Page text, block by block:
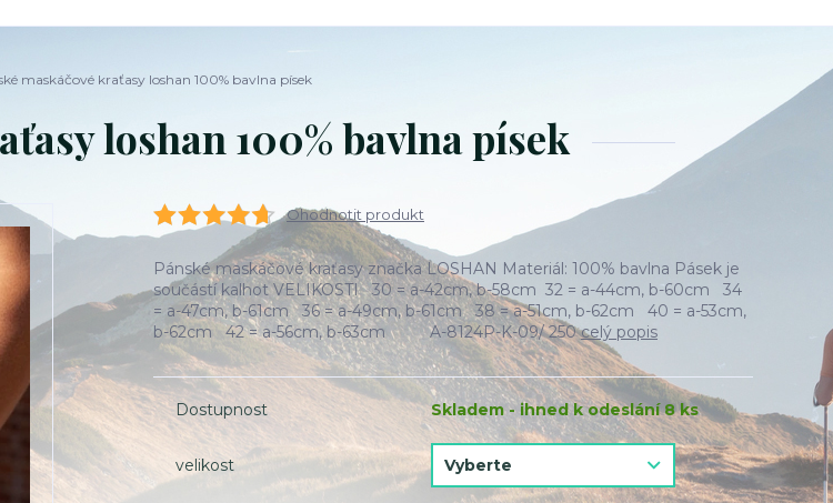
maskáčové kraťasy loshan 100% bavlna písek
loshan 100% bavlna písek
Ohodnotit produkt
Pánské maskáčové kraťasy značka LOSHAN Materiál: 100% bavlna Pásek je
součástí kalhot VELIKOSTI 30 = a-42cm, b-58cm 32 = a-44cm, b-60cm 34
= a-47cm, b-61cm 36 = a-49cm, b-61cm 38 = a-51cm, b-62cm 40 = a-53cm,
b-62cm 42 = a-56cm, b-63cm A-8124P-K-09/ 250celý popis
Dostupnost Skladem - ihned k odeslání 8 ks
velikost